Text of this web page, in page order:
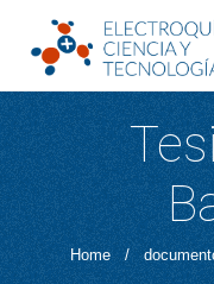
Home /